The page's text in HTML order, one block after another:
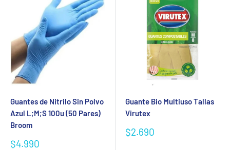
Guantes de Nitrilo Sin Polvo
Azul L;M;S 100u (50 Pares)
Broom
Precio
$4.990
Guante Bio Multiuso Tallas
Virutex
Precio
$2.690